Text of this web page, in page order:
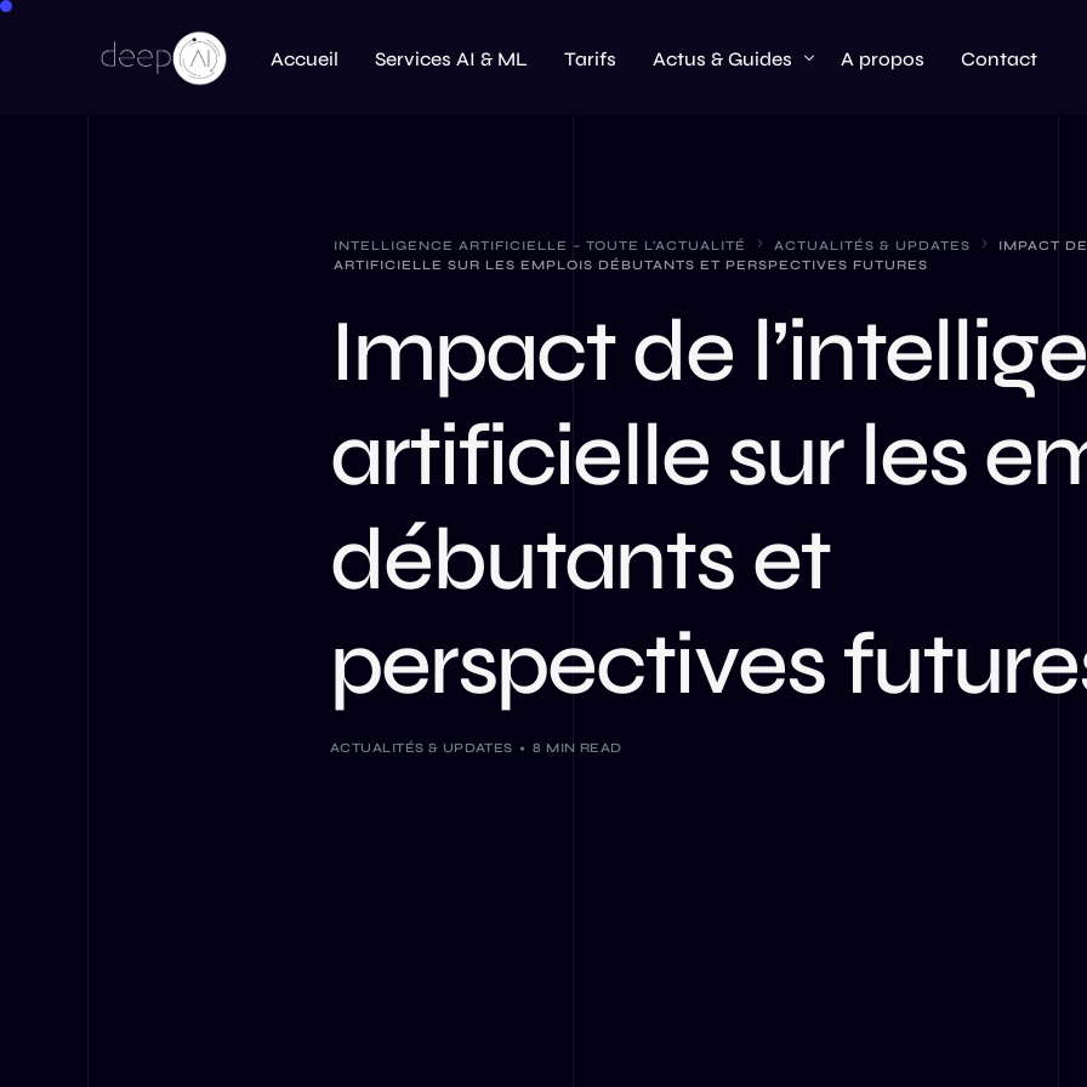
Accueil Services AI & ML Tarifs Actus & Guides
ChatGPT
Hardware
Claude AI
Perplexity AI
LLM
A propos Contact
INTELLIGENCE ARTIFICIELLE – TOUTE L’ACTUALITÉ ACTUALITÉS & UPDATES
IMPACT
ARTIFICIELLE SUR LES EMPLOIS DÉBUTANTS ET PERSPECTIVES FUTURES
Impact de
artificielle sur les
débutants et
perspectives
ACTUALITÉS & UPDATES 8 MIN READ